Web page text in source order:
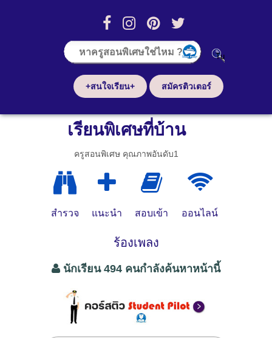
+สนใจเรียน+ สมัครติวเตอร์
เรียนพิเศษที่บ้าน
ครูสอนพิเศษ คุณภาพอันดับ1
สำรวจ แนะนำ สอบเข้า ออนไลน์
ร้องเพลง
นักเรียน 494 คนกำลังค้นหาหน้านี้